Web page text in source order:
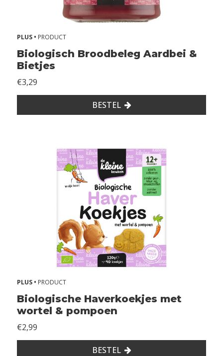
PLUS • PRODUCT
Biologisch Broodbeleg Aardbei &
Bietjes
€3,29
BESTEL
PLUS • PRODUCT
Biologische Haverkoekjes met
wortel & pompoen
€2,99
BESTEL